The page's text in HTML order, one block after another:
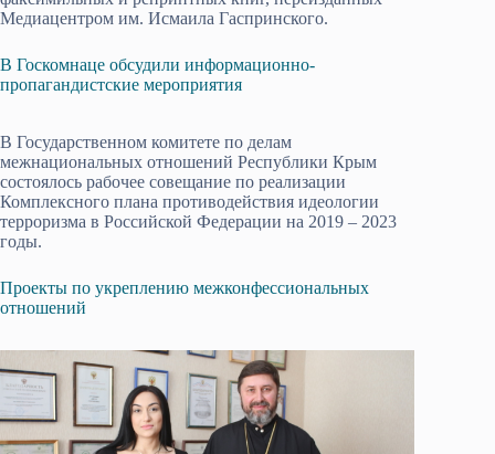
Медиацентром им. Исмаила Гаспринского.
В Госкомнаце обсудили информационно-
пропагандистские мероприятия
В Государственном комитете по делам
межнациональных отношений Республики Крым
состоялось рабочее совещание по реализации
Комплексного плана противодействия идеологии
терроризма в Российской Федерации на 2019 – 2023
годы.
Проекты по укреплению межконфессиональных
отношений